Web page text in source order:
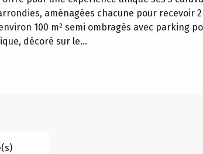
aménagées chacune pour recevoir
100 m² semi ombragés avec parking
décoré sur le...